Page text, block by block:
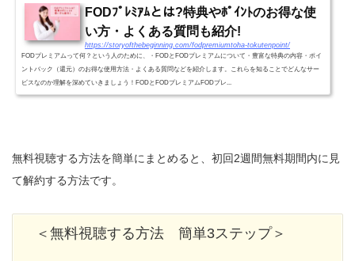
FODﾌﾟﾚﾐｱﾑとは?特典やﾎﾟｲﾝﾄのお得な使
い方・よくある質問も紹介!
https://storyofthebeginning.com/fodpremiumtoha-tokutenpoint/
FODプレミアムって何？という人のために、・FODとFODプレミアムについて・豊富な特典の内容・ポイ
ントバック（還元）のお得な使用方法・よくある質問などを紹介します。これらを知ることでどんなサー
ビスなのか理解を深めていきましょう！FODとFODプレミアムFODプレ...
無料視聴する方法を簡単にまとめると、初回2週間無料期間内に見
て解約する方法です。
＜無料視聴する方法 簡単3ステップ＞